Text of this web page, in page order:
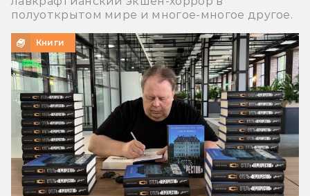
полуоткрытом мире и многое-многое другое.
Книги